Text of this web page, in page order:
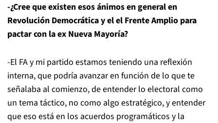
-¿Cree que existen esos ánimos en general en
Revolución Democrática y el el Frente Amplio para
pactar con la ex Nueva Mayoría?
-El FA y mi partido estamos teniendo una reflexión
interna, que podría avanzar en función de lo que te
señalaba al comienzo, de entender lo electoral como
un tema táctico, no como algo estratégico, y entender
que eso está en los acuerdos programáticos y la